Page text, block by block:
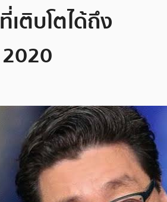
เติบโตได้ถึง